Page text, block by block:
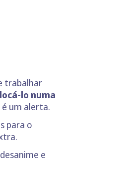
trabalhar
lo numa
é um alerta.
para o
e